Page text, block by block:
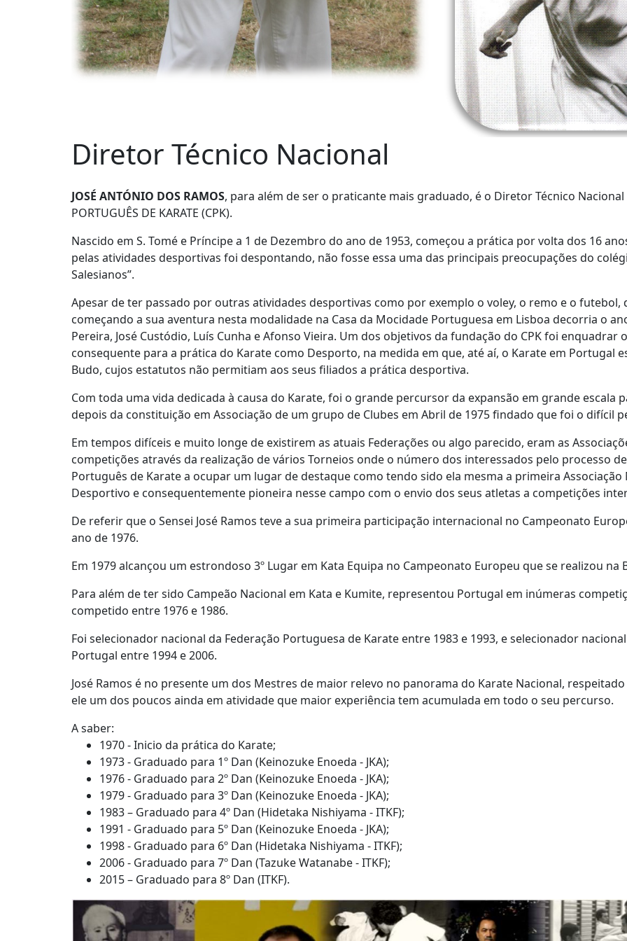
Diretor Técnico Nacional
JOSÉ ANTÓNIO DOS RAMOS, para além de ser o praticante mais graduado, é o Diretor Técnico Nacional
PORTUGUÊS DE KARATE (CPK).
Nascido em S. Tomé e Príncipe a 1 de Dezembro do ano de 1953, começou a prática por volta dos 16
pelas atividades desportivas foi despontando, não fosse essa uma das principais preocupações do
Salesianos”.
Apesar de ter passado por outras atividades desportivas como por exemplo o voley, o remo e o futebol,
começando a sua aventura nesta modalidade na Casa da Mocidade Portuguesa em Lisboa decorria o
Pereira, José Custódio, Luís Cunha e Afonso Vieira. Um dos objetivos da fundação do CPK foi
consequente para a prática do Karate como Desporto, na medida em que, até aí, o Karate em Portugal
Budo, cujos estatutos não permitiam aos seus filiados a prática desportiva.
Com toda uma vida dedicada à causa do Karate, foi o grande percursor da expansão em grande escala
depois da constituição em Associação de um grupo de Clubes em Abril de 1975 findado que foi o difícil
Em tempos difíceis e muito longe de existirem as atuais Federações ou algo parecido, eram as
competições através da realização de vários Torneios onde o número dos interessados pelo processo
Português de Karate a ocupar um lugar de destaque como tendo sido ela mesma a primeira
Desportivo e consequentemente pioneira nesse campo com o envio dos seus atletas a competições
De referir que o Sensei José Ramos teve a sua primeira participação internacional no Campeonato
ano de 1976.
Em 1979 alcançou um estrondoso 3º Lugar em Kata Equipa no Campeonato Europeu que se realizou na
Para além de ter sido Campeão Nacional em Kata e Kumite, representou Portugal em inúmeras
competido entre 1976 e 1986.
Foi selecionador nacional da Federação Portuguesa de Karate entre 1983 e 1993, e selecionador
Portugal entre 1994 e 2006.
José Ramos é no presente um dos Mestres de maior relevo no panorama do Karate Nacional,
ele um dos poucos ainda em atividade que maior experiência tem acumulada em todo o seu percurso.
A saber:
1970 - Inicio da prática do Karate;
1973 - Graduado para 1º Dan (Keinozuke Enoeda - JKA);
1976 - Graduado para 2º Dan (Keinozuke Enoeda - JKA);
1979 - Graduado para 3º Dan (Keinozuke Enoeda - JKA);
1983 – Graduado para 4º Dan (Hidetaka Nishiyama - ITKF);
1991 - Graduado para 5º Dan (Keinozuke Enoeda - JKA);
1998 - Graduado para 6º Dan (Hidetaka Nishiyama - ITKF);
2006 - Graduado para 7º Dan (Tazuke Watanabe - ITKF);
2015 – Graduado para 8º Dan (ITKF).